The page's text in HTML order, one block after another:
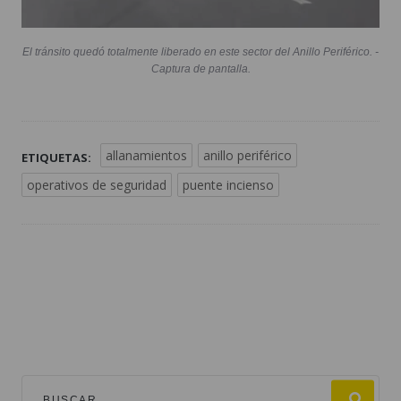
El tránsito quedó totalmente liberado en este sector del Anillo Periférico. -
Captura de pantalla.
ETIQUETAS: allanamientos
anillo periférico
operativos de seguridad
puente incienso